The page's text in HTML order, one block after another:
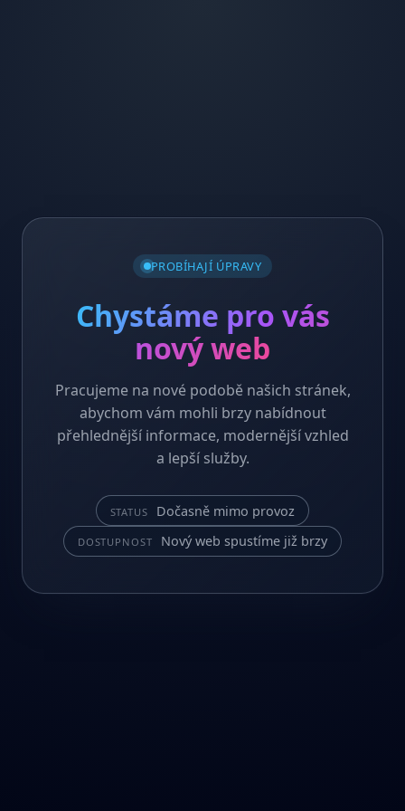
PROBÍHAJÍ ÚPRAVY
Chystáme pro vás
nový web
Pracujeme na nové podobě našich stránek,
abychom vám mohli brzy nabídnout
přehlednější informace, modernější vzhled
a lepší služby.
STATUS Dočasně mimo provoz
DOSTUPNOST Nový web spustíme již brzy